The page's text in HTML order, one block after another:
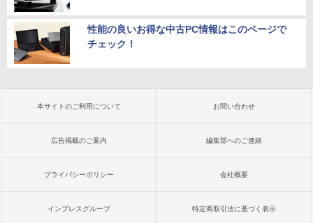
性能の良いお得な中古PC情報はこのページで
チェック！
本サイトのご利用について お問い合わせ
広告掲載のご案内 編集部へのご連絡
プライバシーポリシー 会社概要
インプレスグループ 特定商取引法に基づく表示